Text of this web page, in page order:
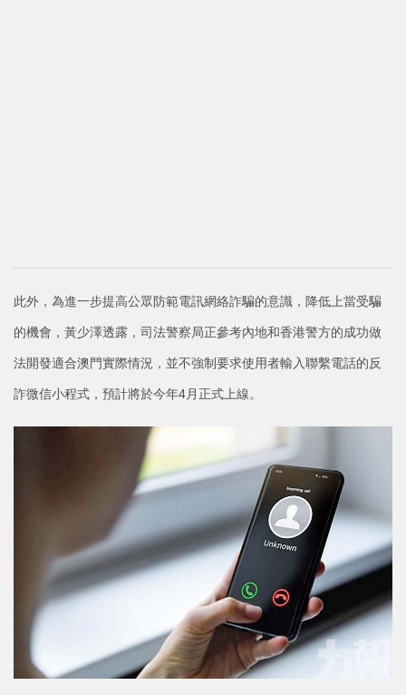
此外，為進一步提高公眾防範電訊網絡詐騙的意識，降低上當受騙
的機會，黃少澤透露，司法警察局正參考內地和香港警方的成功做
法開發適合澳門實際情況，並不強制要求使用者輸入聯繫電話的反
詐微信小程式，預計將於今年4月正式上線。